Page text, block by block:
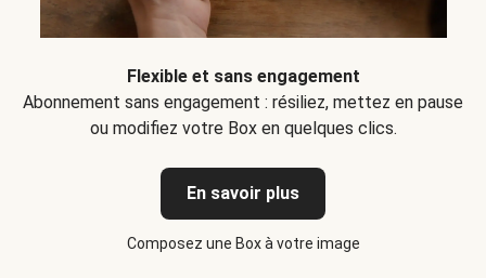
Flexible et sans engagement
Abonnement sans engagement : résiliez, mettez en pause
ou modifiez votre Box en quelques clics.
En savoir plus
Composez une Box à votre image